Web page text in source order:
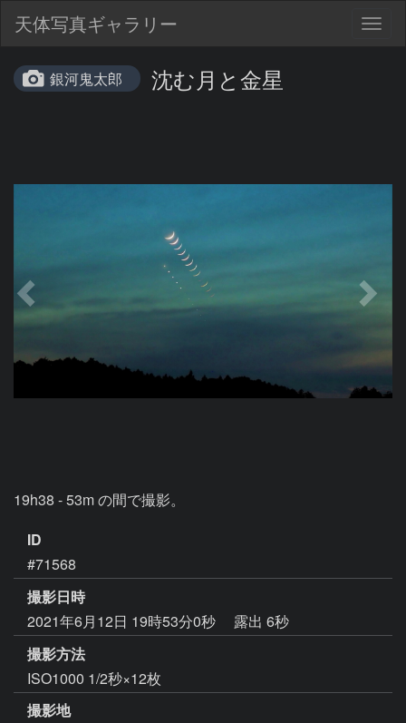
天体写真ギャラリー
銀河鬼太郎 沈む月と金星
19h38 - 53m の間で撮影。
ID
#71568
撮影日時
2021年6月12日 19時53分0秒
露出 6秒
撮影方法
ISO1000 1/2秒×12枚
撮影地